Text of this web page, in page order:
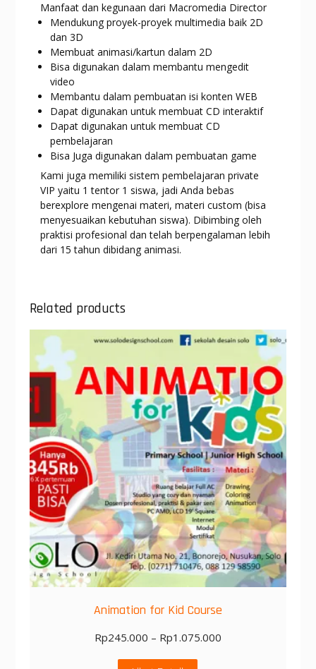
Manfaat dan kegunaan dari Macromedia Director
Mendukung proyek-proyek multimedia baik 2D
dan 3D
Membuat animasi/kartun dalam 2D
Bisa digunakan dalam membantu mengedit
video
Membantu dalam pembuatan isi konten WEB
Dapat digunakan untuk membuat CD interaktif
Dapat digunakan untuk membuat CD
pembelajaran
Bisa Juga digunakan dalam pembuatan game
Kami juga memiliki sistem pembelajaran private
VIP yaitu 1 tentor 1 siswa, jadi Anda bebas
berexplore mengenai materi, materi custom (bisa
menyesuaikan kebutuhan siswa). Dibimbing oleh
praktisi profesional dan telah berpengalaman lebih
dari 15 tahun dibidang animasi.
Related products
Animation for Kid Course
Rp245.000 – Rp1.075.000